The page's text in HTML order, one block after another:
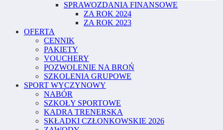
SPRAWOZDANIA FINANSOWE
ZA ROK 2024
ZA ROK 2023
OFERTA
CENNIK
PAKIETY
VOUCHERY
POZWOLENIE NA BROŃ
SZKOLENIA GRUPOWE
SPORT WYCZYNOWY
NABÓR
SZKOŁY SPORTOWE
KADRA TRENERSKA
SKŁADKI CZŁONKOWSKIE 2026